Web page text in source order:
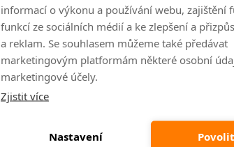
informací o výkonu a používání webu, zajištění
funkcí ze sociálních médií a ke zlepšení a
a reklam. Se souhlasem můžeme také předávat
marketingovým platformám některé osobní
marketingové účely.
Zjistit více
Nastavení